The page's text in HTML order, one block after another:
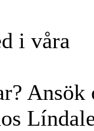
i våra
Ansök